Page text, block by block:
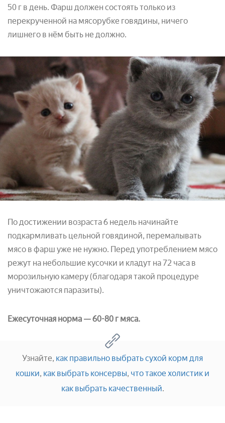
50 г в день. Фарш должен состоять только из
перекрученной на мясорубке говядины, ничего
лишнего в нём быть не должно.
По достижении возраста 6 недель начинайте
подкармливать цельной говядиной, перемалывать
мясо в фарш уже не нужно. Перед употреблением мясо
режут на небольшие кусочки и кладут на 72 часа в
морозильную камеру (благодаря такой процедуре
уничтожаются паразиты).
Ежесуточная норма — 60-80 г мяса.
Узнайте, как правильно выбрать сухой корм для
кошки, как выбрать консервы, что такое холистик и
как выбрать качественный.